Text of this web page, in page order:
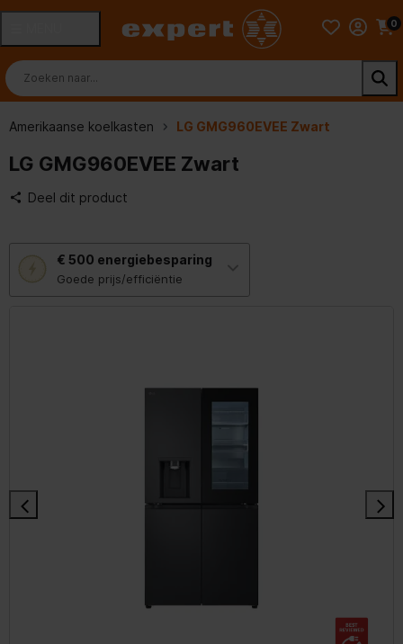
0
Amerikaanse koelkasten LG GMG960EVEE Zwart
LG GMG960EVEE Zwart
Deel dit product
€ 500 energiebesparing
Goede prijs/efficiëntie
deze
knop
opent